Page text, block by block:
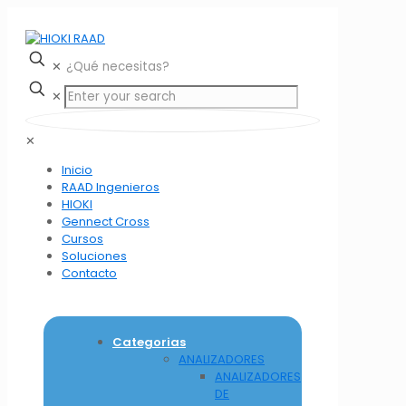
✕
✕
✕
Inicio
RAAD Ingenieros
HIOKI
Gennect Cross
Cursos
Soluciones
Contacto
Categorias
ANALIZADORES
ANALIZADORES
DE